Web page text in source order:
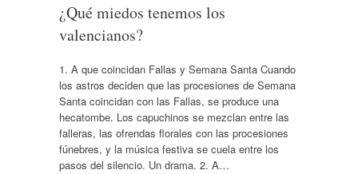
¿Qué miedos tenemos los
valencianos?
1. A que coincidan Fallas y Semana Santa Cuando
los astros deciden que las procesiones de Semana
Santa coincidan con las Fallas, se produce una
hecatombe. Los capuchinos se mezclan entre las
falleras, las ofrendas florales con las procesiones
fúnebres, y la música festiva se cuela entre los
pasos del silencio. Un drama. 2. A…